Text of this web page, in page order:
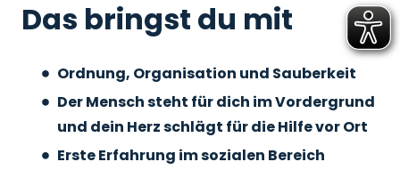
Das bringst du mit
Ordnung, Organisation und Sauberkeit
Der Mensch steht für dich im Vordergrund
und dein Herz schlägt für die Hilfe vor Ort
Erste Erfahrung im sozialen Bereich